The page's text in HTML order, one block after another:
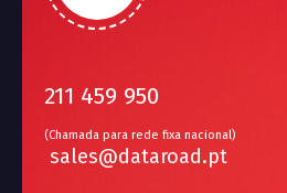
211 459 950
(Chamada para rede fixa nacional)
sales@dataroad.pt